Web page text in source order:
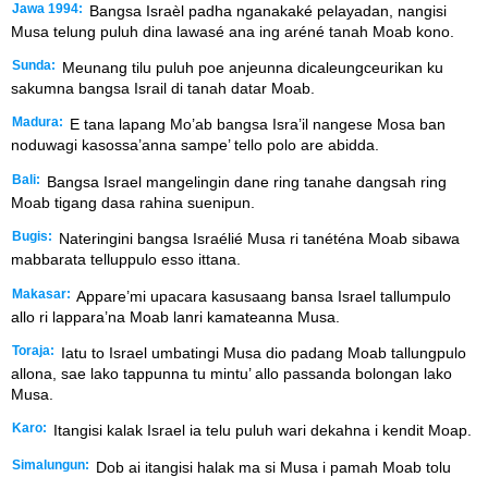
Jawa 1994:
Bangsa Israèl padha nganakaké pelayadan, nangisi
Musa telung puluh dina lawasé ana ing aréné tanah Moab kono.
Sunda:
Meunang tilu puluh poe anjeunna dicaleungceurikan ku
sakumna bangsa Israil di tanah datar Moab.
Madura:
E tana lapang Mo’ab bangsa Isra’il nangese Mosa ban
noduwagi kasossa’anna sampe’ tello polo are abidda.
Bali:
Bangsa Israel mangelingin dane ring tanahe dangsah ring
Moab tigang dasa rahina suenipun.
Bugis:
Nateringini bangsa Israélié Musa ri tanéténa Moab sibawa
mabbarata telluppulo esso ittana.
Makasar: Appare’mi upacara kasusaang bansa Israel tallumpulo
allo ri lappara’na Moab lanri kamateanna Musa.
Toraja:
Iatu to Israel umbatingi Musa dio padang Moab tallungpulo
allona, sae lako tappunna tu mintu’ allo passanda bolongan lako
Musa.
Karo: Itangisi kalak Israel ia telu puluh wari dekahna i kendit Moap.
Simalungun: Dob ai itangisi halak ma si Musa i pamah Moab tolu